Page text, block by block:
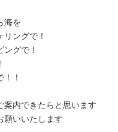
海を
リングで！
ングで！
！！
案内できたらと思います
願いいたします